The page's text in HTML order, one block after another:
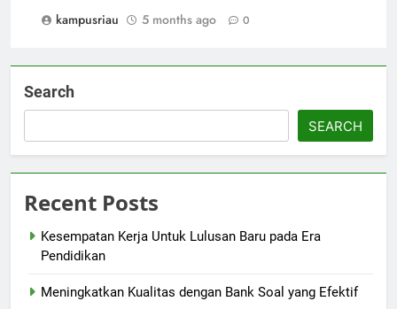
kampusriau
5 months ago 0
Search
SEARCH
Recent Posts
Kesempatan Kerja Untuk Lulusan Baru pada Era
Pendidikan
Meningkatkan Kualitas dengan Bank Soal yang Efektif